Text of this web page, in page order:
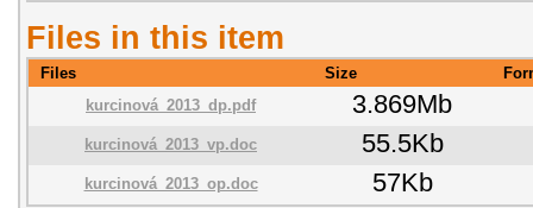
Files in this item
Files Size
kurcinová_2013_dp.pdf
3.869Mb
kurcinová_2013_vp.doc 55.5Kb
kurcinová_2013_op.doc 57Kb